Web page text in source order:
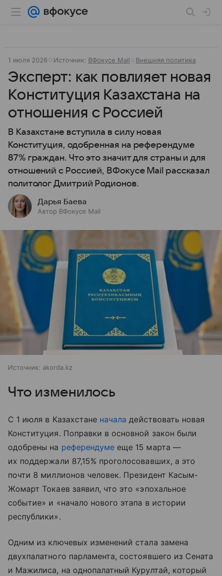
1 июля 2026 Источник: ВФокусе Mail Внешняя политика
Эксперт: как повлияет новая
Конституция Казахстана на
отношения с Россией
В Казахстане вступила в силу новая
Конституция, одобренная на референдуме
87% граждан. Что это значит для страны и для
отношений с Россией, ВФокусе Mail рассказал
политолог Дмитрий Родионов.
Дарья Баева
Автор ВФокусе Mail
Источник: akorda.kz
Что изменилось
С 1 июля в Казахстане начала действовать новая
Конституция. Поправки в основной закон были
одобрены на референдуме еще 15 марта —
их поддержали 87,15% проголосовавших, а это
почти 8 миллионов человек. Президент Касым-
Жомарт Токаев заявил, что это «эпохальное
событие» и «начало нового этапа в истории
республики».
Одним из ключевых изменений стала замена
двухпалатного парламента, состоявшего из Сената
и Мажилиса, на однопалатный Курултай, который